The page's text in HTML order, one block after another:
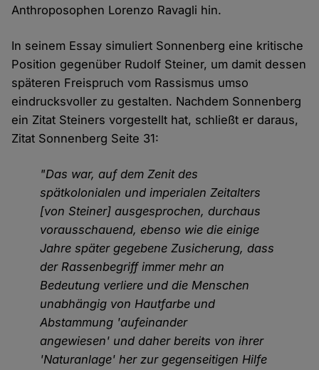
Anthroposophen Lorenzo Ravagli hin.
In seinem Essay simuliert Sonnenberg eine kritische
Position gegenüber Rudolf Steiner, um damit dessen
späteren Freispruch vom Rassismus umso
eindrucksvoller zu gestalten. Nachdem Sonnenberg
ein Zitat Steiners vorgestellt hat, schließt er daraus,
Zitat Sonnenberg Seite 31:
"Das war, auf dem Zenit des
spätkolonialen und imperialen Zeit­alters
[von Steiner] ausgesprochen, durchaus
vorausschauend, ebenso wie die einige
Jahre später gegebene Zusicherung, dass
der Rassen­begriff immer mehr an
Bedeutung verliere und die Menschen
unabhängig von Hautfarbe und
Abstammung 'aufeinander
angewiesen' und daher bereits von ihrer
'Naturanlage' her zur gegenseitigen Hilfe